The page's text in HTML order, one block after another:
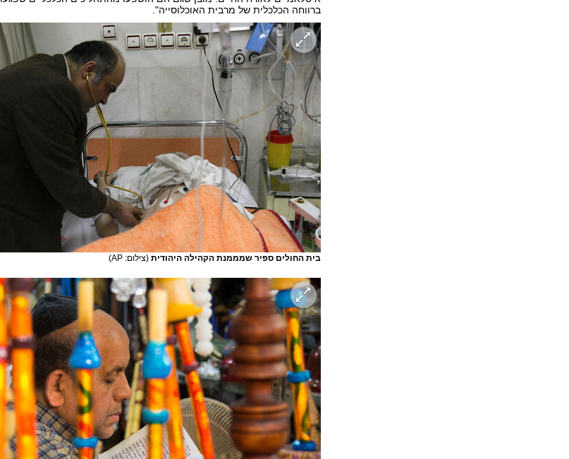
ברווחה הכלכלית של מרבית האוכלוסייה".
בית החולים ספיר שמממנת הקהילה היהודית (צילום: AP)